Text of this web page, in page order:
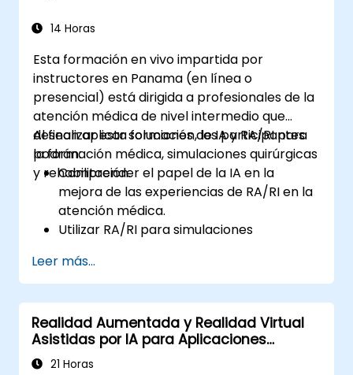
tiempo real.
14 Horas
Esta formación en vivo impartida por
instructores en Panama (en línea o
presencial) está dirigida a profesionales de la
atención médica de nivel intermedio que
desean aplicar soluciones de IA y RA/RI para
la formación médica, simulaciones quirúrgicas
y rehabilitación.
Al finalizar esta formación, los participantes
podrán:
Comprender el papel de la IA en la
mejora de las experiencias de RA/RI en la
atención médica.
Utilizar RA/RI para simulaciones
Aplicar herramientas de RA/RI en la
rehabilitación y terapia de pacientes.
Explorar las preocupaciones éticas y de
privacidad en las herramientas médicas
potenciadas por IA.
Leer más...
Realidad Aumentada y Realidad Virtual
Asistidas por IA para Aplicaciones
Industriales
21 Horas